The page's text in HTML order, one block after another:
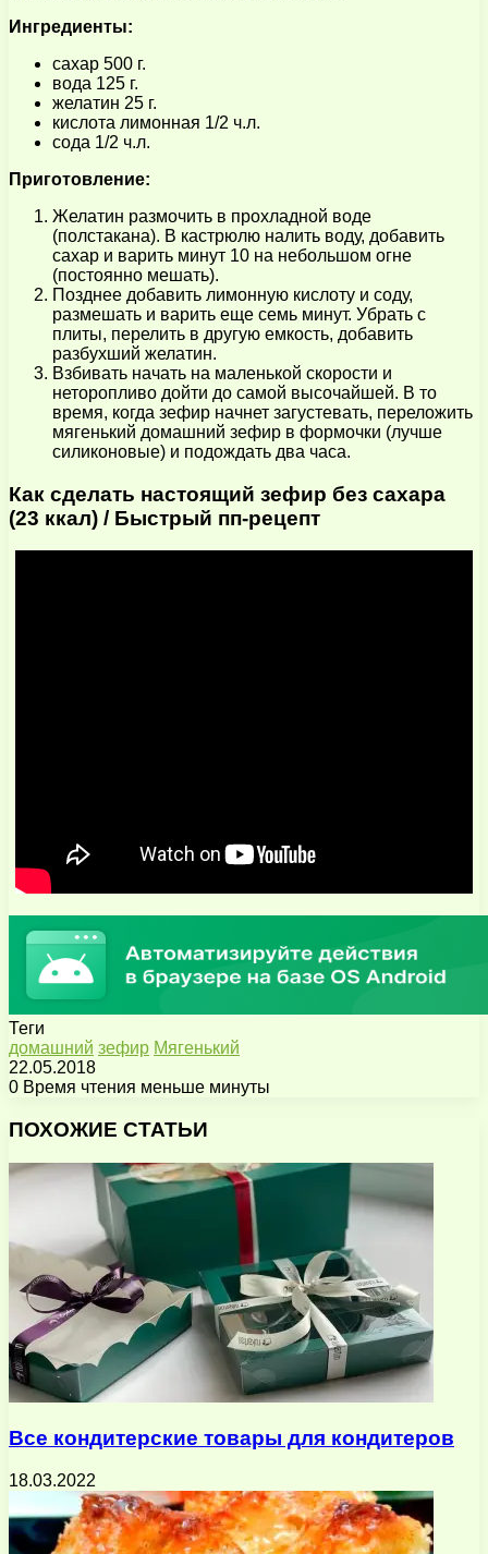
Ингредиенты:
сахар 500 г.
вода 125 г.
желатин 25 г.
кислота лимонная 1/2 ч.л.
сода 1/2 ч.л.
Приготовление:
Желатин размочить в прохладной воде
(полстакана). В кастрюлю налить воду, добавить
сахар и варить минут 10 на небольшом огне
(постоянно мешать).
Позднее добавить лимонную кислоту и соду,
размешать и варить еще семь минут. Убрать с
плиты, перелить в другую емкость, добавить
разбухший желатин.
Взбивать начать на маленькой скорости и
неторопливо дойти до самой высочайшей. В то
время, когда зефир начнет загустевать, переложить
мягенький домашний зефир в формочки (лучше
силиконовые) и подождать два часа.
Как сделать настоящий зефир без сахара
(23 ккал) / Быстрый пп-рецепт
Теги
домашний зефир Мягенький
22.05.2018
0 Время чтения меньше минуты
через
почту
ПОХОЖИЕ СТАТЬИ
Все кондитерские товары для кондитеров
18.03.2022